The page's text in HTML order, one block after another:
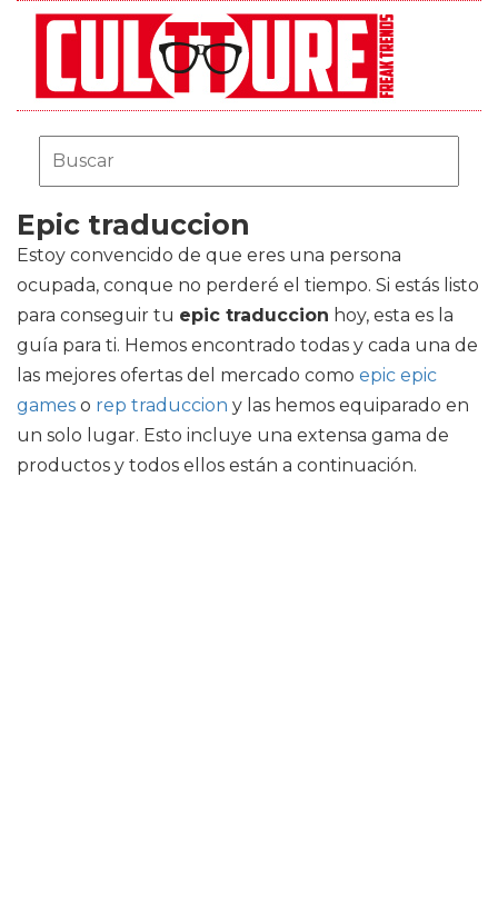
Epic traduccion
Estoy convencido de que eres una persona
ocupada, conque no perderé el tiempo. Si estás listo
para conseguir tu epic traduccion hoy, esta es la
guía para ti. Hemos encontrado todas y cada una de
las mejores ofertas del mercado como epic epic
games o rep traduccion y las hemos equiparado en
un solo lugar. Esto incluye una extensa gama de
productos y todos ellos están a continuación.